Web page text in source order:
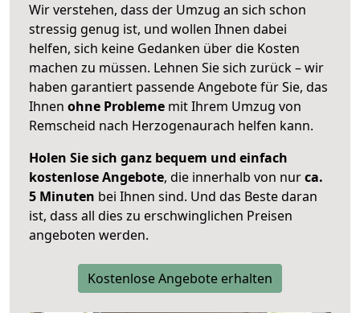
Wir verstehen, dass der Umzug an sich schon
stressig genug ist, und wollen Ihnen dabei
helfen, sich keine Gedanken über die Kosten
machen zu müssen. Lehnen Sie sich zurück – wir
haben garantiert passende Angebote für Sie, das
Ihnen ohne Probleme mit Ihrem Umzug von
Remscheid nach Herzogenaurach helfen kann.
Holen Sie sich ganz bequem und einfach
kostenlose Angebote, die innerhalb von nurca.
5 Minuten bei Ihnen sind. Und das Beste daran
ist, dass all dies zu erschwinglichen Preisen
angeboten werden.
Kostenlose Angebote erhalten